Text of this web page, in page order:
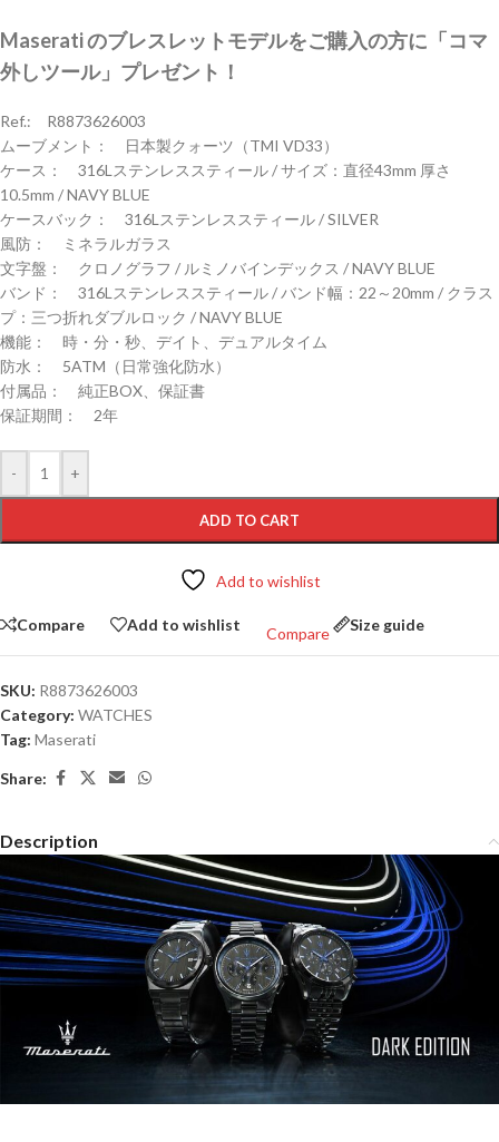
Maserati のブレスレットモデルをご購入の方に「コマ
外しツール」プレゼント！
Ref.: R8873626003
ムーブメント： 日本製クォーツ（TMI VD33）
ケース： 316Lステンレススティール / サイズ：直径43mm 厚さ
10.5mm / NAVY BLUE
ケースバック： 316Lステンレススティール / SILVER
風防： ミネラルガラス
文字盤： クロノグラフ / ルミノバインデックス / NAVY BLUE
バンド： 316Lステンレススティール / バンド幅：22～20mm / クラス
プ：三つ折れダブルロック / NAVY BLUE
機能： 時・分・秒、デイト、デュアルタイム
防水： 5ATM（日常強化防水）
付属品： 純正BOX、保証書
保証期間： 2年
- +
ADD TO CART
Add to wishlist
Compare Add to wishlist
Compare
Size guide
SKU: R8873626003
Category: WATCHES
Tag: Maserati
Share:
Description